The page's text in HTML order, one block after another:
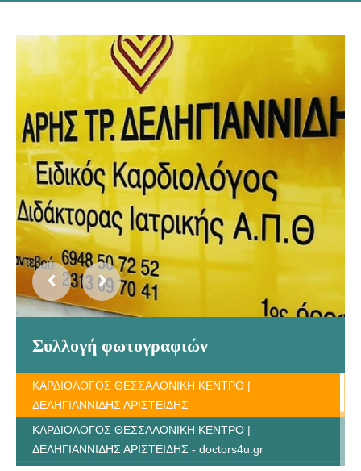
Συλλογή φωτογραφιών
ΚΑΡΔΙΟΛΟΓΟΣ ΘΕΣΣΑΛΟΝΙΚΗ ΚΕΝΤΡΟ |
ΔΕΛΗΓΙΑΝΝΙΔΗΣ ΑΡΙΣΤΕΙΔΗΣ
ΚΑΡΔΙΟΛΟΓΟΣ ΘΕΣΣΑΛΟΝΙΚΗ ΚΕΝΤΡΟ |
ΔΕΛΗΓΙΑΝΝΙΔΗΣ ΑΡΙΣΤΕΙΔΗΣ - doctors4u.gr